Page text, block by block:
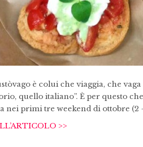
è colui che viaggia, che
quello italiano”. È per questo
nei primi tre weekend di ottobre (2
>>